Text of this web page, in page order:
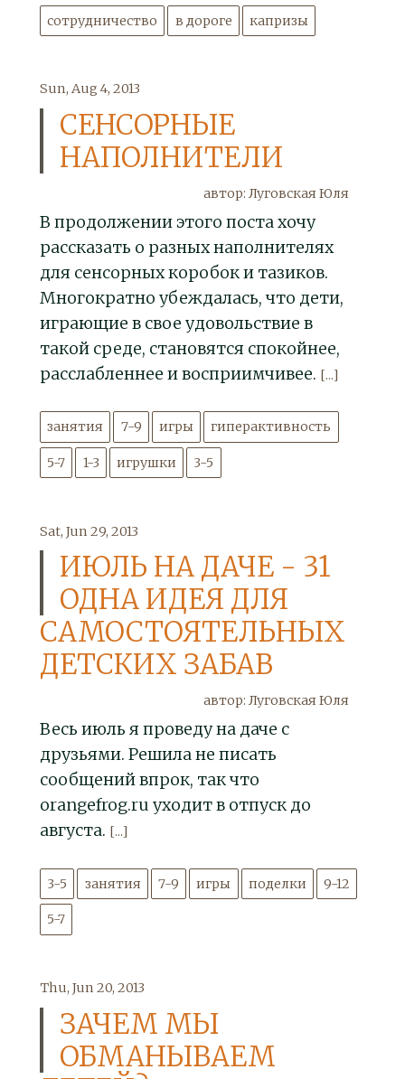
сотрудничество в дороге капризы
Sun, Aug 4, 2013
СЕНСОРНЫЕ
НАПОЛНИТЕЛИ
автор: Луговская Юля
В продолжении этого поста хочу
рассказать о разных наполнителях
для сенсорных коробок и тазиков.
Многократно убеждалась, что дети,
играющие в свое удовольствие в
такой среде, становятся спокойнее,
расслабленнее и восприимчивее. [...]
занятия 7-9 игры гиперактивность
5-7 1-3 игрушки 3-5
Sat, Jun 29, 2013
ИЮЛЬ НА ДАЧЕ - 31
ОДНА ИДЕЯ ДЛЯ
САМОСТОЯТЕЛЬНЫХ
ДЕТСКИХ ЗАБАВ
автор: Луговская Юля
Весь июль я проведу на даче с
друзьями. Решила не писать
сообщений впрок, так что
orangefrog.ru уходит в отпуск до
августа. [...]
3-5 занятия 7-9 игры поделки 9-12
5-7
Thu, Jun 20, 2013
ЗАЧЕМ МЫ
ОБМАНЫВАЕМ